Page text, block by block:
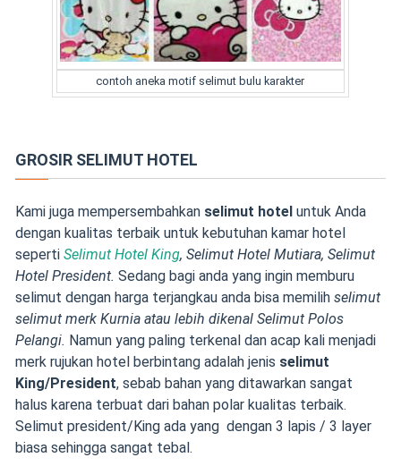
contoh aneka motif selimut bulu karakter
GROSIR SELIMUT HOTEL
Kami juga mempersembahkan selimut hoteluntuk Anda
dengan kualitas terbaik untuk kebutuhan kamar hotel
seperti Selimut Hotel King, Selimut Hotel Mutiara, Selimut
Hotel President. Sedang bagi anda yang ingin memburu
selimut dengan harga terjangkau anda bisa memilihselimut
selimut merk Kurnia atau lebih dikenal Selimut Polos
Pelangi. Namun yang paling terkenal dan acap kali menjadi
merk rujukan hotel berbintang adalah jenis selimut
King/President, sebab bahan yang ditawarkan sangat
halus karena terbuat dari bahan polar kualitas terbaik.
Selimut president/King ada yang dengan 3 lapis / 3 layer
biasa sehingga sangat tebal.